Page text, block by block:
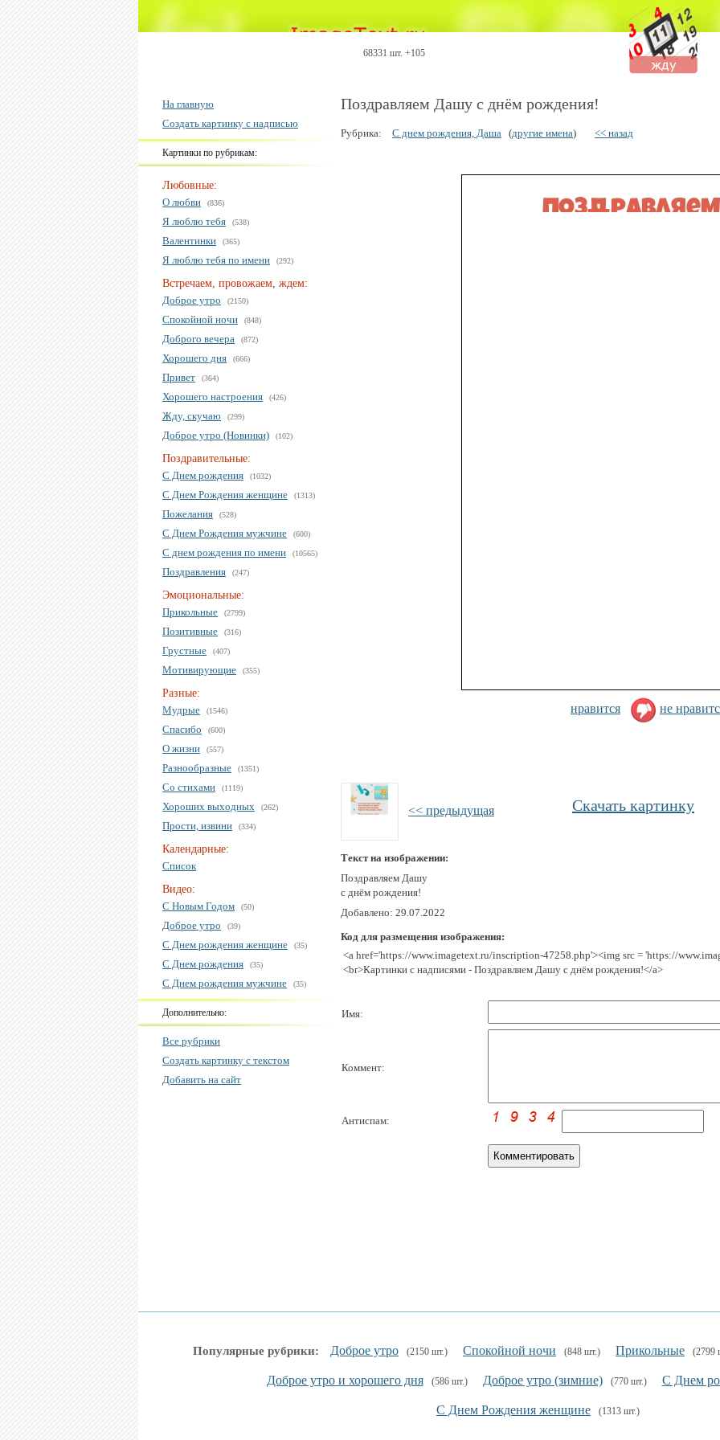
68331 шт. +105
На главную
Создать картинку с надписью
Картинки по рубрикам:
Любовные:
О любви
(836)
Я люблю тебя (538)
Валентинки (365)
Я люблю тебя по имени (292)
Встречаем, провожаем, ждем:
Доброе утро
(2150)
Спокойной ночи (848)
Доброго вечера (872)
Хорошего дня (666)
Привет (364)
Хорошего настроения (426)
Жду, скучаю (299)
Доброе утро (Новинки) (102)
Поздравительные:
С Днем рождения
(1032)
С Днем Рождения женщине (1313)
Пожелания (528)
С Днем Рождения мужчине (600)
С днем рождения по имени (10565)
Поздравления (247)
Эмоциональные:
Прикольные
(2799)
Позитивные (316)
Грустные (407)
Мотивирующие (355)
Разные:
Мудрые
(1546)
Спасибо (600)
О жизни (557)
Разнообразные (1351)
Со стихами (1119)
Хороших выходных (262)
Прости, извини (334)
Календарные:
Список
Видео:
С Новым Годом
(50)
Доброе утро (39)
С Днем рождения женщине (35)
С Днем рождения (35)
С Днем рождения мужчине (35)
Дополнительно:
Все рубрики
Создать картинку с текстом
Добавить на сайт
Поздравляем Дашу с днём рождения!
Рубрика: С днем рождения, Даша (другие имена) << назад
нравится не
<< предыдущая Скачать картинку
Текст на изображении:
Поздравляем Дашу
с днём рождения!
Добавлено: 29.07.2022
Код для размещения изображения:
<a href='https://www.imagetext.ru/inscription-47258.php'><img src = 'https://
<br>Картинки с надписями - Поздравляем Дашу с днём рождения!</a>
Имя:
Коммент:
Антиспам:
Популярные рубрики: Доброе утро (2150 шт.) Спокойной ночи (848 шт.) Прикольные (2799
Доброе утро и хорошего дня (586 шт.) Доброе утро (зимние) (770 шт.) С Днем
С Днем Рождения женщине (1313 шт.)